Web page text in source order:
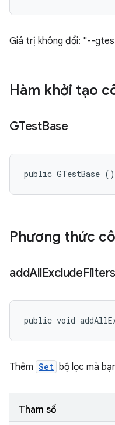
Giá trị không đổi: "--
Hàm khởi tạo
GTestBase
public GTestBase ()
Phương thức
addAllExcludeFilters
public void
Thêm Set bộ lọc mà
Tham số